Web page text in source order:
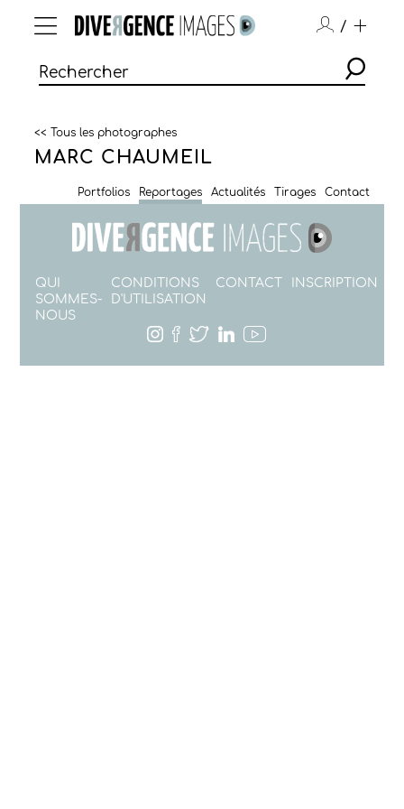
/
<< Tous les photographes
MARC CHAUMEIL
Portfolios Reportages Actualités Tirages Contact
QUI
SOMMES-
NOUS
CONDITIONS
D'UTILISATION
CONTACT INSCRIPTION